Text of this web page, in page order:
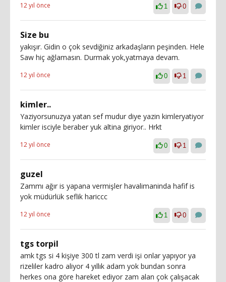
12 yıl önce 1 0
Size bu
yakışır. Gidin o çok sevdiğiniz arkadaşların peşinden. Hele
Saw hiç ağlamasın. Durmak yok,yatmaya devam.
12 yıl önce 0 1
kimler..
Yaziyorsunuzya yatan sef mudur diye yazin kimleryatiyor
kimler isciyle beraber yuk altina giriyor.. Hrkt
12 yıl önce 0 1
guzel
Zammı ağır is yapana vermişler havalimaninda hafif is
yok müdürlük seflik hariccc
12 yıl önce 1 0
tgs torpil
amk tgs si 4 kişiye 300 tl zam verdi işi onlar yapıyor ya
rizeliler kadro aliyor 4 yıllık adam yok bundan sonra
herkes ona göre hareket ediyor zam alan çok çalışacak